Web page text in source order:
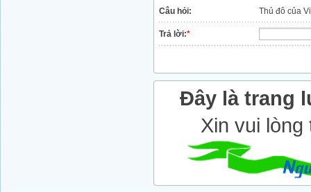
Câu hỏi: Thủ đô của
Trả lời:*
Đây là trang
Xin vui